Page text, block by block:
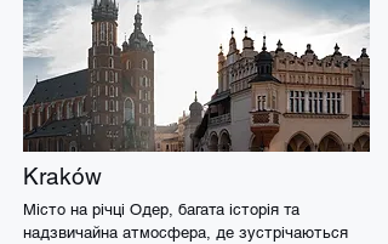
Kraków
Місто на річці Одер, багата історія та
надзвичайна атмосфера, де зустрічаються